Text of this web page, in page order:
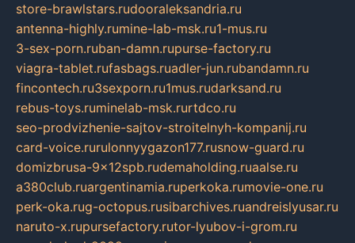
store-brawlstars.rudooraleksandria.ru
antenna-highly.rumine-lab-msk.ru1-mus.ru
3-sex-porn.ruban-damn.rupurse-factory.ru
viagra-tablet.rufasbags.ruadler-jun.rubandamn.ru
fincontech.ru3sexporn.ru1mus.rudarksand.ru
rebus-toys.ruminelab-msk.rurtdco.ru
seo-prodvizhenie-sajtov-stroitelnyh-kompanij.ru
card-voice.rurulonnyygazon177.rusnow-guard.ru
domizbrusa-9x12spb.rudemaholding.ruaalse.ru
a380club.ruargentinamia.ruperkoka.rumovie-one.ru
perk-oka.rug-octopus.rusibarchives.ruandreislyusar.ru
naruto-x.rupursefactory.rutor-lyubov-i-grom.ru